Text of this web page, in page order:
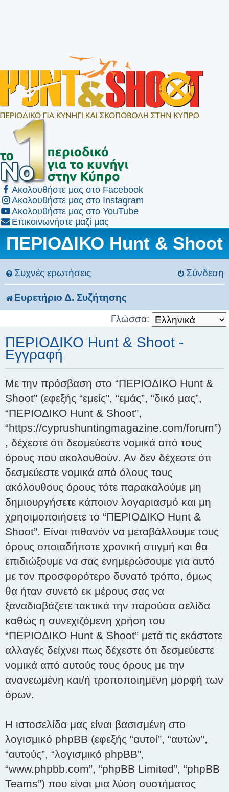
Ακολουθήστε μας στο Facebook
Ακολουθήστε μας στο Instagram
Ακολουθήστε μας στο YouTube
Επικοινωνήστε μαζί μας
ΠΕΡΙΟΔΙΚΟ Hunt & Shoot
Συχνές ερωτήσεις Σύνδεση
Ευρετήριο Δ. Συζήτησης
Γλώσσα:
ΠΕΡΙΟΔΙΚΟ Hunt & Shoot -
Εγγραφή
Με την πρόσβαση στο “ΠΕΡΙΟΔΙΚΟ Hunt &
Shoot” (εφεξής “εμείς”, “εμάς”, “δικό μας”,
“ΠΕΡΙΟΔΙΚΟ Hunt & Shoot”,
“https://cyprushuntingmagazine.com/forum”)
, δέχεστε ότι δεσμεύεστε νομικά από τους
όρους που ακολουθούν. Αν δεν δέχεστε ότι
δεσμεύεστε νομικά από όλους τους
ακόλουθους όρους τότε παρακαλούμε μη
δημιουργήσετε κάποιον λογαριασμό και μη
χρησιμοποιήσετε το “ΠΕΡΙΟΔΙΚΟ Hunt &
Shoot”. Είναι πιθανόν να μεταβάλλουμε τους
όρους οποιαδήποτε χρονική στιγμή και θα
επιδιώξουμε να σας ενημερώσουμε για αυτό
με τον προσφορότερο δυνατό τρόπο, όμως
θα ήταν συνετό εκ μέρους σας να
ξαναδιαβάζετε τακτικά την παρούσα σελίδα
καθώς η συνεχιζόμενη χρήση του
“ΠΕΡΙΟΔΙΚΟ Hunt & Shoot” μετά τις εκάστοτε
αλλαγές δείχνει πως δέχεστε ότι δεσμεύεστε
νομικά από αυτούς τους όρους με την
ανανεωμένη και/ή τροποποιημένη μορφή των
όρων.
Η ιστοσελίδα μας είναι βασισμένη στο
λογισμικό phpBB (εφεξής “αυτοί”, “αυτών”,
“αυτούς”, “λογισμικό phpBB”,
“www.phpbb.com”, “phpBB Limited”, “phpBB
Teams”) που είναι μια λύση συστήματος